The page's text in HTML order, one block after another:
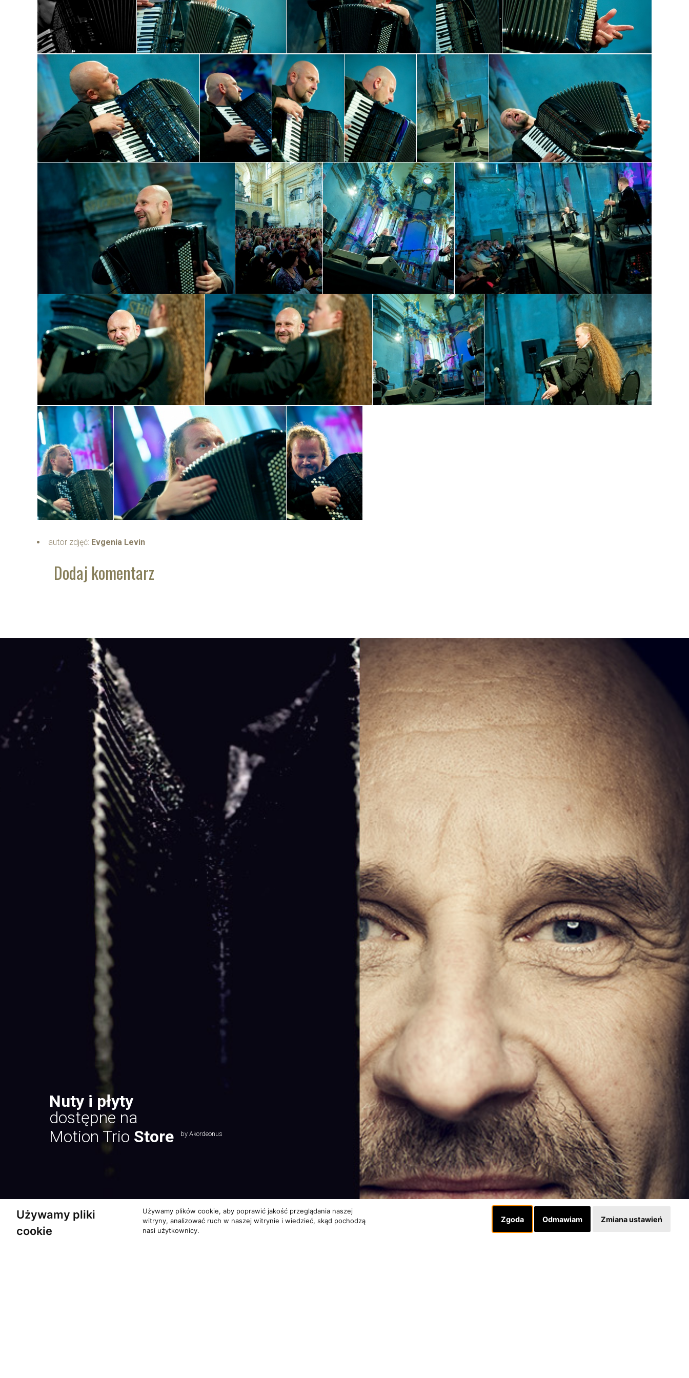
Używamy pliki
cookie
Używamy plików cookie, aby poprawić jakość przeglądania naszej
witryny, analizować ruch w naszej witrynie i wiedzieć, skąd pochodzą
nasi użytkownicy.
Zgoda Odmawiam Zmiana ustawień
autor zdjęć: Evgenia Levin
Dodaj komentarz
Nuty i płyty
dostępne na
Motion Trio Store by Akordeonus